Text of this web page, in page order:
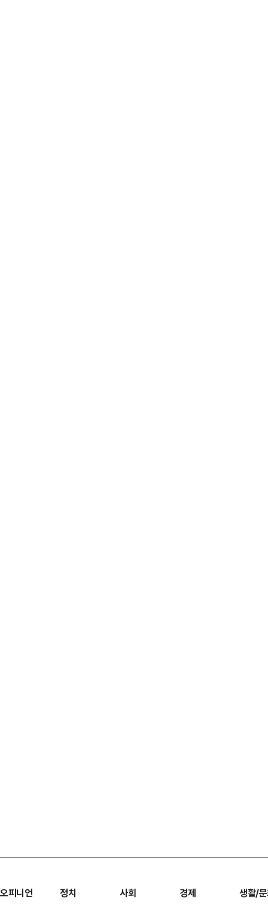
오피니언 정치 사회 경제 생활/